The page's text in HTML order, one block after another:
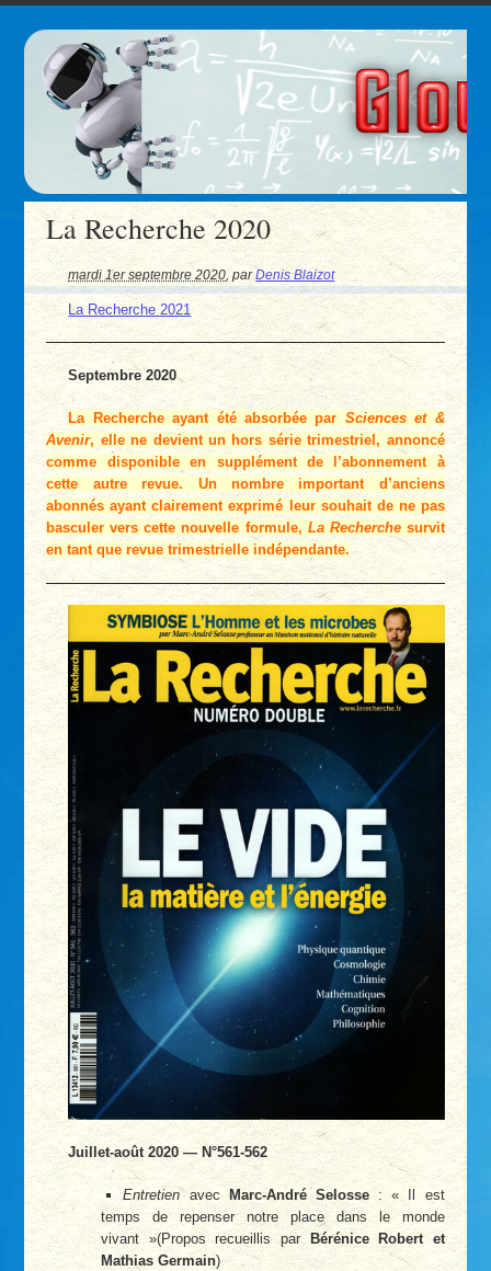
La Recherche 2020
mardi 1er septembre 2020 ,parDenis Blaizot
La Recherche 2021
Septembre 2020
La Rechercheayant été absorbée par Sciences et &
Avenir, elle ne devient un hors série trimestriel, annoncé
comme disponible en supplément de l’abonnement à
cette autre revue. Un nombre important d’anciens
abonnés ayant clairement exprimé leur souhait de ne pas
basculer vers cette nouvelle formule, La Recherchesurvit
en tant que revue trimestrielle indépendante.
Juillet-août 2020 — N°561-562
Entretienavec Marc-André Selosse: « Il est
temps de repenser notre place dans le monde
vivant »(Propos recueillis par Bérénice Robert et
Mathias Germain)